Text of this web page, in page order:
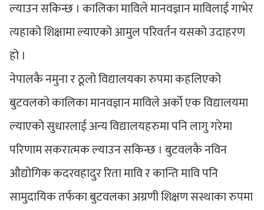
ल्याउन सकिन्छ । कालिका माविले मानवज्ञान माविलाई गाभेर
त्यहाको शिक्षामा ल्याएको आमुल परिवर्तन यसको उदाहरण
हो ।
नेपालकै नमुना र ठूलो विद्यालयका रुपमा कहलिएको
बुटवलको कालिका मानवज्ञान माविले अर्को एक विद्यालयमा
ल्याएको सुधारलाई अन्य विद्यालयहरुमा पनि लागु गरेमा
परिणाम सकरात्मक ल्याउन सकिन्छ । बुटवलकै नविन
औद्योगिक कदरवहादुर रिता मावि र कान्ति मावि पनि
सामुदायिक तर्फका बुटवलका अग्रणी शिक्षण सस्थाका रुपमा